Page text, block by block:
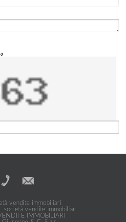
vendite immobiliari
società vendite immobiliari
IMMOBILIARI